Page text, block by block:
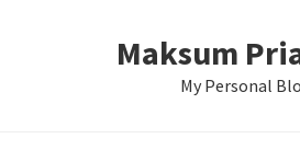
Maksum
My Personal